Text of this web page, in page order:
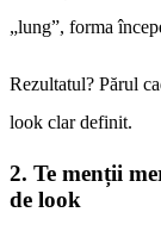
„lung”, forma
Rezultatul? Părul
look clar definit.
2. Te menții
de look